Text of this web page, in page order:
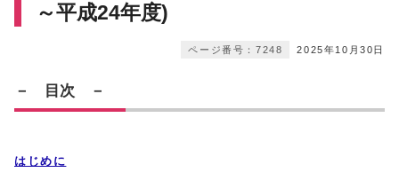
～平成24年度)
2025年10月30日
ページ番号：7248
－ 目次 －
はじめに